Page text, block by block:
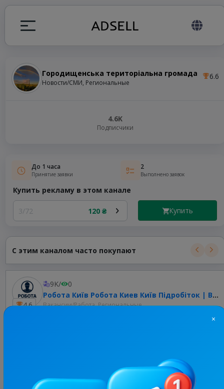
Городищенська територіальна громада
Новости/СМИ, Региональные
6.6
4.6K
Подписчики
До 1 часа
Принятие заявки
2
Выполнено заявок
Купить рекламу в этом канале
3/72 120 ₴ Купить
С этим каналом часто покупают
4.6
9K/
0
Робота Київ Робота Киев Київ Підробіток | Вакансії Київ Вакансии Киев | Work Kyiv Work Kiev Подработка Киев
Вакансии/Работа, Региональные
×